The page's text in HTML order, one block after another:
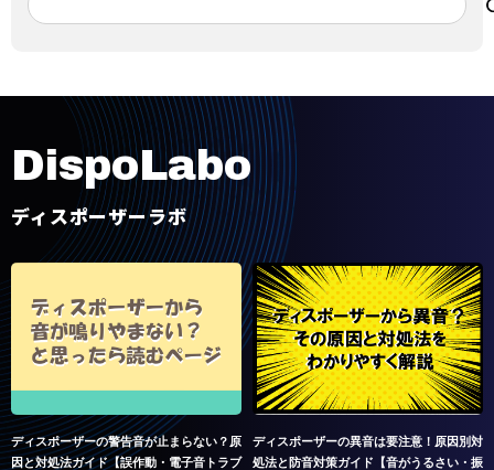
DispoLabo
ディスポーザーラボ
ディスポーザーの警告音が止まらない？原
因と対処法ガイド【誤作動・電子音トラブ
ディスポーザーの異音は要注意！原因別対
処法と防音対策ガイド【音がうるさい・振